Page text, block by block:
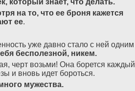
, который знает, что делать.
на то, что ее броня кажется
ее.
уже давно стало с ней одним
бесполезной, никем.
черт возьми! Она борется каждый
и вновь идет бороться.
мужества.